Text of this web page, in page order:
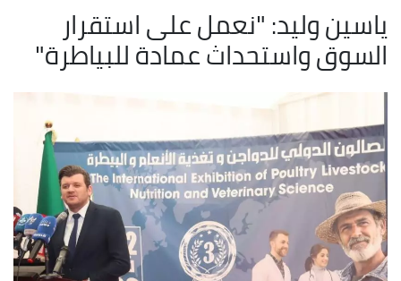
ياسين وليد: "نعمل على استقرار
السوق واستحداث عمادة للبياطرة"